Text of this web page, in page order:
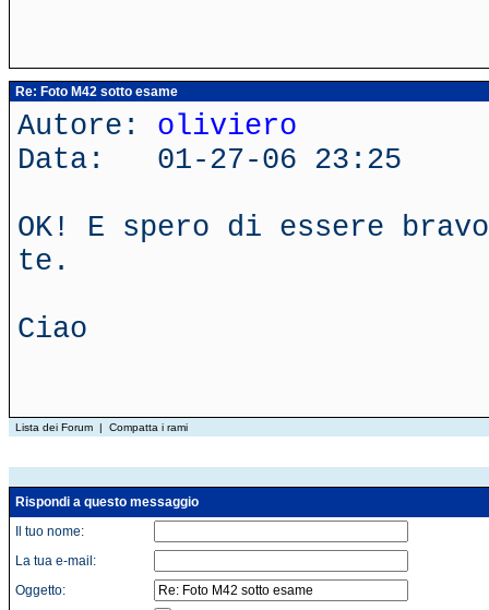
Re: Foto M42 sotto esame
Autore: oliviero
Data: 01-27-06 23:25
OK! E spero di essere
te.
Ciao
Lista dei Forum | Compatta i rami
Rispondi a questo messaggio
Il tuo nome:
La tua e-mail:
Oggetto: